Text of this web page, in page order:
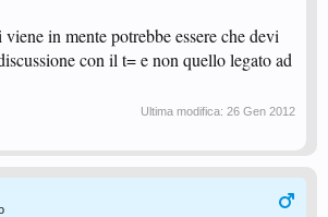
in mente potrebbe essere che devi
con il t= e non quello legato ad
Ultima modifica: 26 Gen 2012